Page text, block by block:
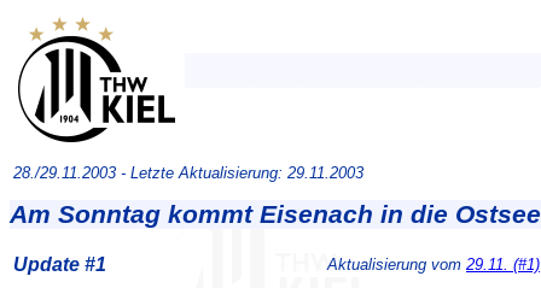
28./29.11.2003 - Letzte Aktualisierung: 29.11.2003
Am Sonntag kommt Eisenach in die
Update #1 Aktualisierung vom 29.11. (#1)